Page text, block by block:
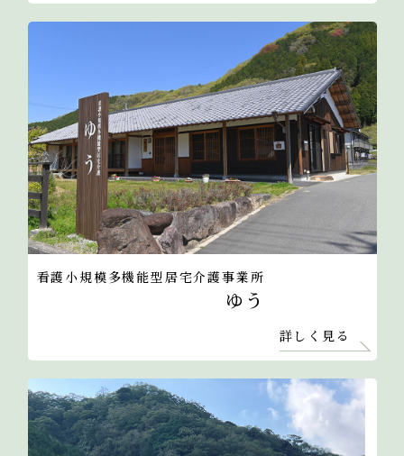
看護小規模多機能型居宅介護事業所
ゆう
詳しく見る